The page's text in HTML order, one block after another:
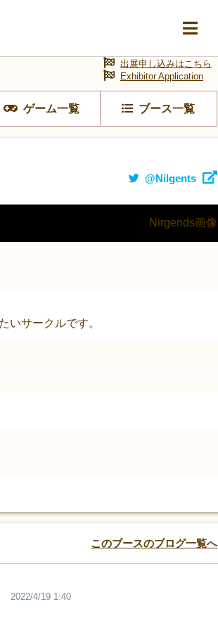
ゲーム一覧 ブース一覧
出展申し込みはこちら
Exhibitor Application
@Nilgents
いサークルです。
このブースのブログ一覧へ
2022/4/19 1:40